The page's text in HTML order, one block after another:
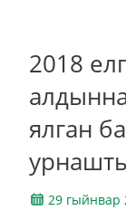
2018
ялган
29 гыйнвар